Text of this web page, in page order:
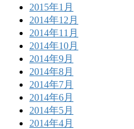
2015年1月
2014年12月
2014年11月
2014年10月
2014年9月
2014年8月
2014年7月
2014年6月
2014年5月
2014年4月